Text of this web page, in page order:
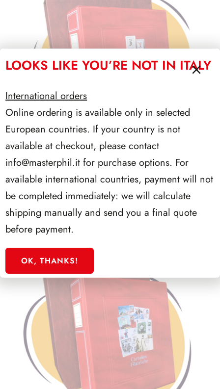
RACCOGLITORI PER TESSERE FILATELICHE
LOOKS LIKE YOU’RE NOT IN ITALY
International orders
Online ordering is available only in selected
European countries. If your country is not
available at checkout, please contact
info@masterphil.it for purchase options. For
available international countries, payment will not
be completed immediately: we will calculate
shipping manually and send you a final quote
before payment.
OK, THANKS!